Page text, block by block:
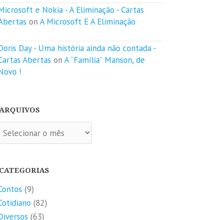
e Nokia - A Eliminação - Cartas
on A Microsoft E A Eliminação
Day - Uma história ainda não contada -
Abertas on A “Família” Manson, de
!
(9)
(82)
(63)